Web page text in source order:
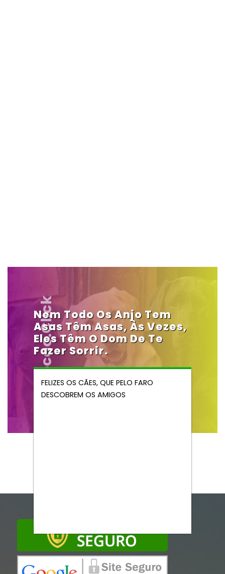
Vendocao.click
Nem Todo Os Anjo Tem
Asas Têm Asas, Às Vezes,
Eles Têm O Dom De Te
Fazer Sorrir.
FELIZES OS CÃES, QUE PELO FARO
DESCOBREM OS AMIGOS